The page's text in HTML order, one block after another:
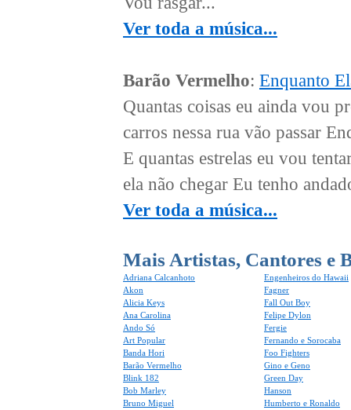
Ver toda a música...
Barão Vermelho: Enquanto
Quantas coisas eu ainda vou
carros nessa rua vão passar
E quantas estrelas eu vou
ela não chegar Eu tenho
Ver toda a música...
Mais Artistas, Cantores e
Adriana Calcanhoto
Akon
Alicia Keys
Ana Carolina
Ando Só
Art Popular
Banda Hori
Barão Vermelho
Blink 182
Bob Marley
Bruno Miguel
Engenheiros do Hawaii
Fagner
Fall Out Boy
Felipe Dylon
Fergie
Fernando e Sorocaba
Foo Fighters
Gino e Geno
Green Day
Hanson
Humberto e Ronaldo